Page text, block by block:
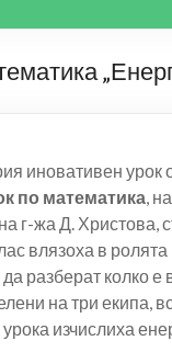
иновативен урок
по математика ,
г-жа Д. Христова,
влязоха в
разберат колко е
на три екипа,
изчислиха